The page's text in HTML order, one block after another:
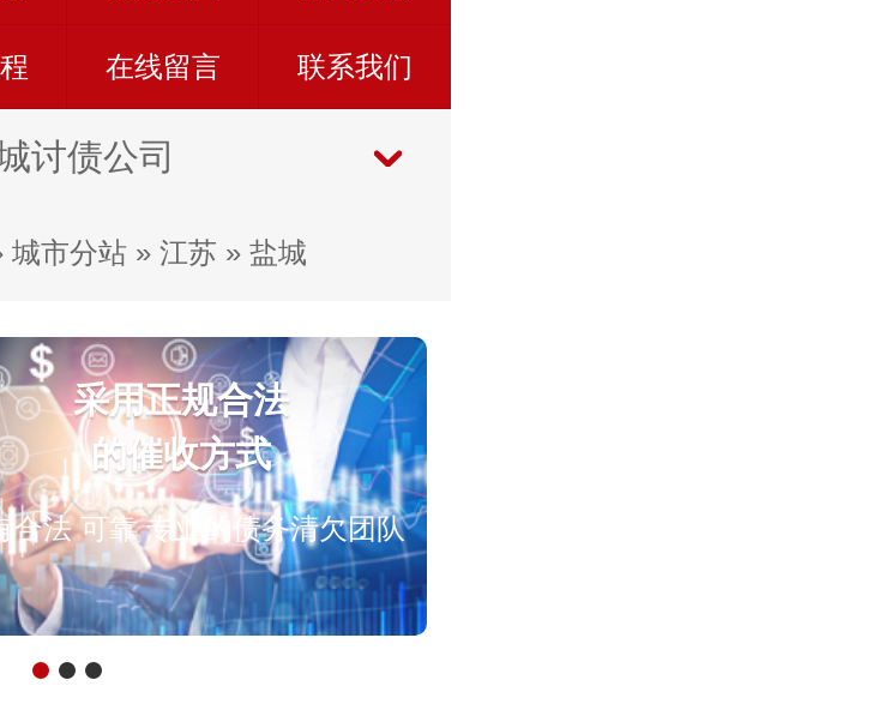
在线留言 联系我们
讨债公司
城市分站 » 江苏 » 盐城
采用正规合法
的催收方式
合法 可靠 专业的债务清欠团队